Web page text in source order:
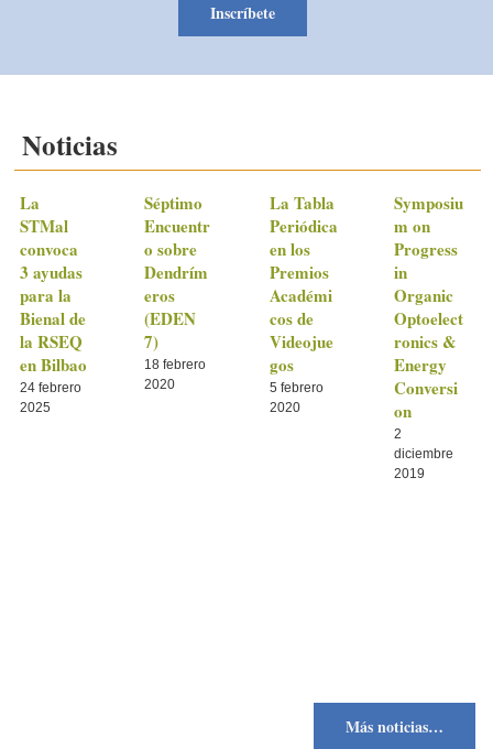
Inscríbete
Noticias
La
STMal
convoca
3 ayudas
para la
Bienal de
la RSEQ
en Bilbao
24 febrero
2025
Séptimo
Encuentr
o sobre
Dendrím
eros
(EDEN
7)
18 febrero
2020
La Tabla
Periódica
en los
Premios
Académi
cos de
Videojue
gos
5 febrero
2020
Symposiu
m on
Progress
in
Organic
Optoelect
ronics &
Energy
Conversi
on
2
diciembre
2019
Más noticias…